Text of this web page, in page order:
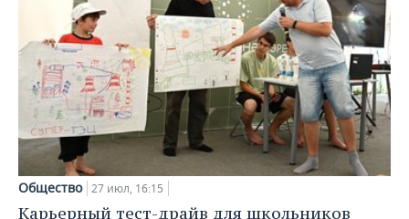
Общество 27 июл, 16:15
Карьерный тест-драйв для школьников